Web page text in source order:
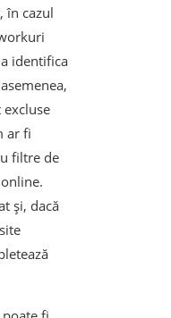
în cazul
identifica
ar fi
filtre de
și, dacă